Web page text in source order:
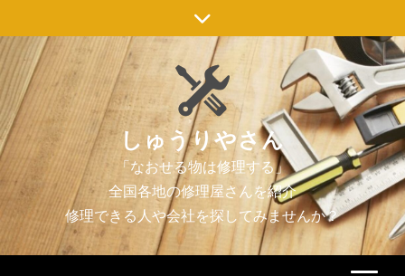
to
content
しゅうりやさん